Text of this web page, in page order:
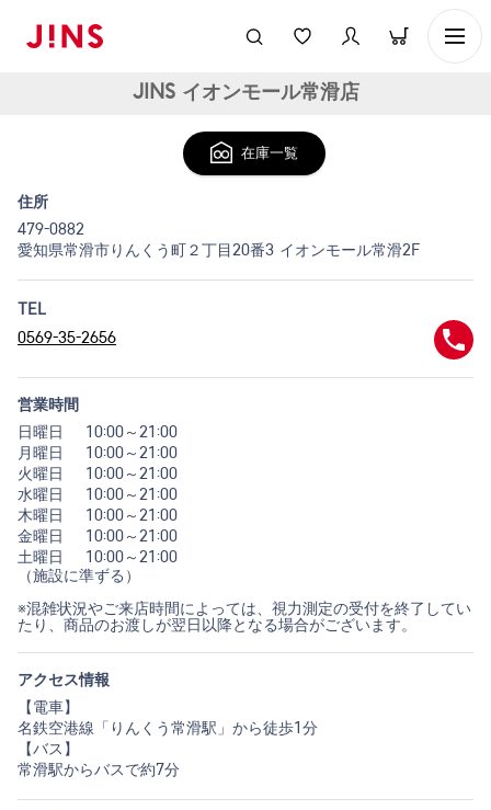
JINS イオンモール常滑店
在庫一覧
住所
479-0882
愛知県常滑市りんくう町２丁目20番3 イオンモール常滑2F
TEL
0569-35-2656
営業時間
日曜日
10:00～21:00
月曜日
10:00～21:00
火曜日
10:00～21:00
水曜日
10:00～21:00
木曜日
10:00～21:00
金曜日
10:00～21:00
土曜日
10:00～21:00
（施設に準ずる）
※混雑状況やご来店時間によっては、視力測定の受付を終了してい
たり、商品のお渡しが翌日以降となる場合がございます。
アクセス情報
【電車】
名鉄空港線「りんくう常滑駅」から徒歩1分
【バス】
常滑駅からバスで約7分